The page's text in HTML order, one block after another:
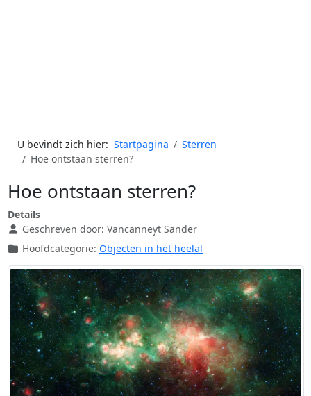
U bevindt zich hier: Startpagina
Sterren
Hoe ontstaan sterren?
Hoe ontstaan sterren?
Details
Geschreven door: Vancanneyt Sander
Hoofdcategorie: Objecten in het heelal